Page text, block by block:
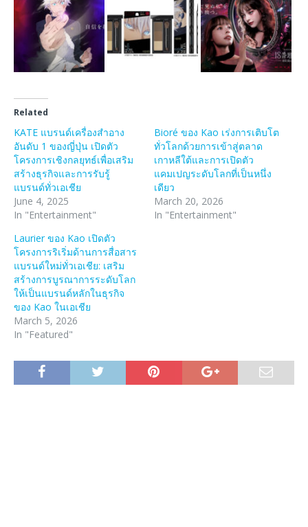
Related
KATE แบรนด์เครื่องสำอาง
อันดับ 1 ของญี่ปุ่น เปิดตัว
โครงการเชิงกลยุทธ์เพื่อเสริม
สร้างธุรกิจและการรับรู้
แบรนด์ทั่วเอเชีย
June 4, 2025
In "Entertainment"
Bioré ของ Kao เร่งการเติบโต
ทั่วโลกด้วยการเข้าสู่ตลาด
เกาหลีใต้และการเปิดตัว
แคมเปญระดับโลกที่เป็นหนึ่ง
เดียว
March 20, 2026
In "Entertainment"
Laurier ของ Kao เปิดตัว
โครงการริเริ่มด้านการสื่อสาร
แบรนด์ใหม่ทั่วเอเชีย: เสริม
สร้างการบูรณาการระดับโลก
ให้เป็นแบรนด์หลักในธุรกิจ
ของ Kao ในเอเชีย
March 5, 2026
In "Featured"